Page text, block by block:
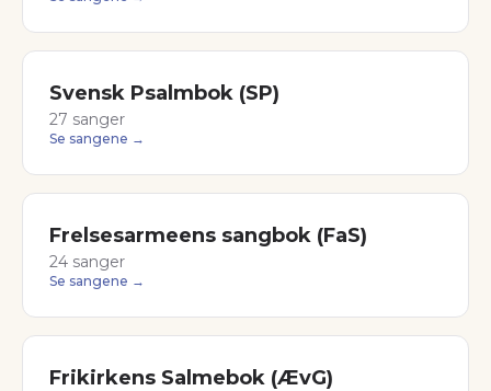
Svensk Psalmbok (SP)
27 sanger
Se sangene →
Frelsesarmeens sangbok (FaS)
24 sanger
Se sangene →
Frikirkens Salmebok (ÆvG)